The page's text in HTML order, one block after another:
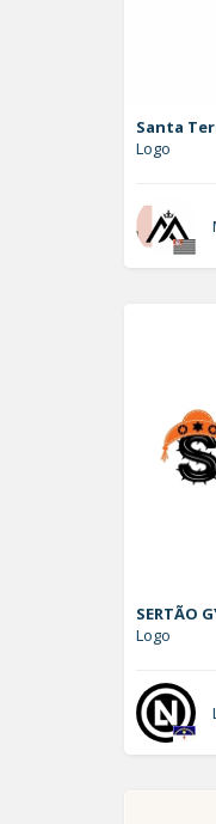
Santa
Logo
SERTÃO
Logo